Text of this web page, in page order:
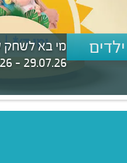
ילדים
מי בא לשחק
29.07.26 - 26.08.26 | 11:00 - 12:00